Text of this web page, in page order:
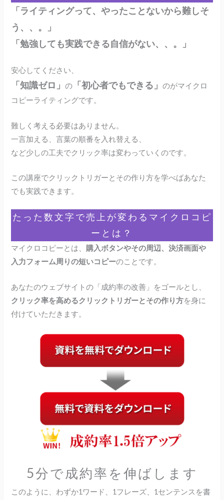
「ライティングって、やったことないから難しそ
う、、。」
「勉強しても実践できる自信がない、、。」
安心してください、
「知識ゼロ」の 「初心者でもできる」のがマイクロ
コピーライティングです。
難しく考える必要はありません。
一言加える、言葉の順番を入れ替える、
など少しの工夫でクリック率は変わっていくのです。
この講座でクリックトリガーとその作り方を学べばあなた
でも実践できます。
たった数文字で売上が変わるマイクロコピ
ーとは？
マイクロコピーとは、 購入ボタンやその周辺、決済画面や
入力フォーム周りの短いコピーのことです。
あなたのウェブサイトの 「成約率の改善」をゴールとし、
クリック率を高めるクリックトリガーとその作り方を身に
付けていただきます。
5分で成約率を伸ばします
このように、わずか1ワード、1フレーズ、1センテンスを書